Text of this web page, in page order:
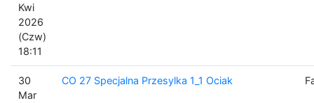
Kwi
2026
(Czw)
18:11
30
Mar
CO 27 Specjalna Przesylka 1_1 Ociak